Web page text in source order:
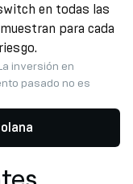
en todas las
para cada
inversión en
pasado no es